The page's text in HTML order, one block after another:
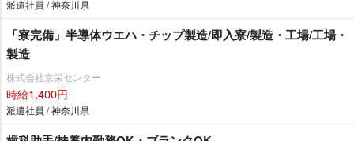
派遣社員 / 神奈川県
「寮完備」半導体ウエハ・チップ製造/即入寮/製造・工場/工場・
製造
株式会社京栄センター
時給1,400円
派遣社員 / 神奈川県